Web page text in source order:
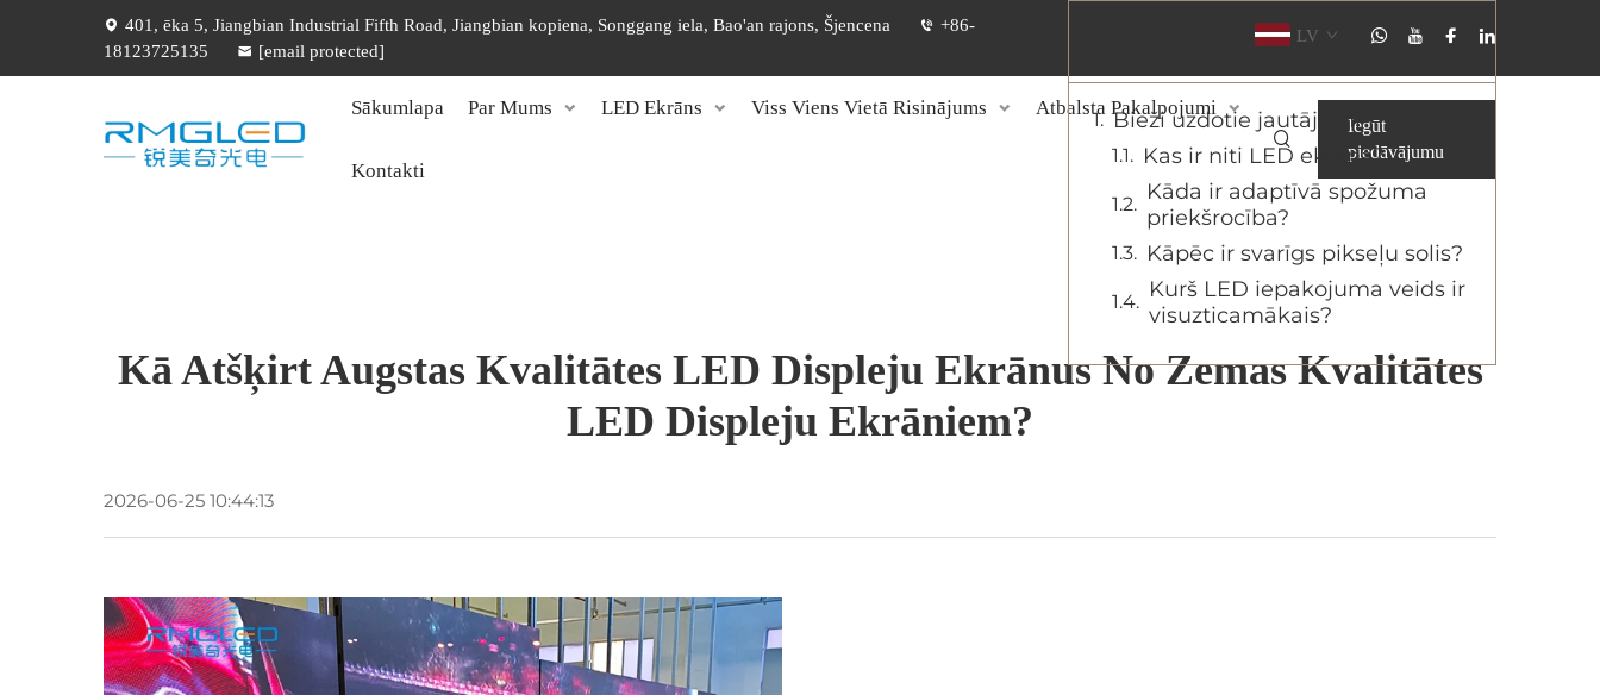
401, ēka 5, Jiangbian Industrial Fifth Road, Jiangbian kopiena, Songgang iela, Bao'an rajons, Šjencena
+86-
18123725135
[email protected]
LV
Sākumlapa Par Mums LED Ekrāns Viss Viens Vietā Risinājums Atbalsta Pakalpojumi
Kontakti
Iegūt
piedāvājumu
Kā Atšķirt Augstas Kvalitātes LED Displeju Ekrānus No Zemas Kvalitātes
LED Displeju Ekrāniem?
2026-06-25 10:44:13
Bieži uzdotie jautājumi
Kas ir niti LED ekrānā?
Kāda ir adaptīvā spožuma
priekšrocība?
Kāpēc ir svarīgs pikseļu solis?
Kurš LED iepakojuma veids ir
visuzticamākais?